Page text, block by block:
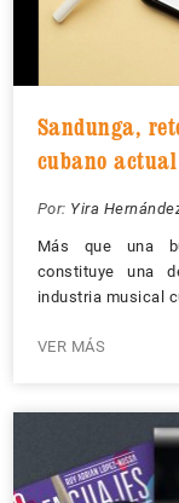
Sandunga,
cubano actual
Por: Yira
Más que una
constituye una
industria musical
VER MÁS